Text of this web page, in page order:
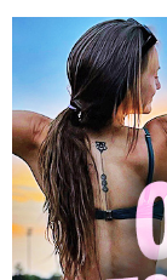
Germáni z